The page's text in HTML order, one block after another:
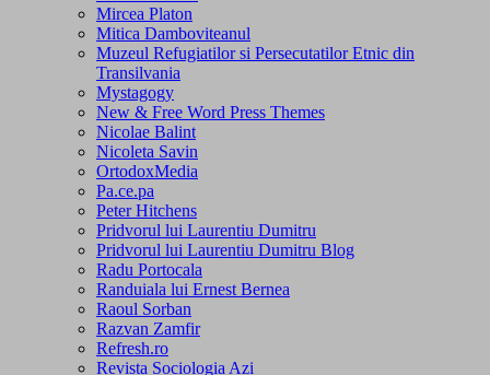
Mircea Platon
Mitica Damboviteanul
Muzeul Refugiatilor si Persecutatilor Etnic din
Transilvania
Mystagogy
New & Free Word Press Themes
Nicolae Balint
Nicoleta Savin
OrtodoxMedia
Pa.ce.pa
Peter Hitchens
Pridvorul lui Laurentiu Dumitru
Pridvorul lui Laurentiu Dumitru Blog
Radu Portocala
Randuiala lui Ernest Bernea
Raoul Sorban
Razvan Zamfir
Refresh.ro
Revista Sociologia Azi